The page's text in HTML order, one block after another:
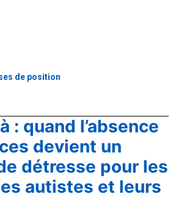
de position
: quand l’absence
devient un
détresse pour les
autistes et leurs